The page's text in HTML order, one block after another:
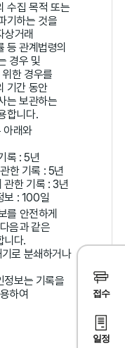
접수
일정
수집 목적 또는
기하는 것을
상거래
등 관계법령의
경우 및
한 경우를
기간 동안
는 보관하는
합니다.
아래와
록 : 5년
한 기록 : 5년
관한 기록 : 3년
보 : 100일
를 안전하게
음과 같은
니다.
로 분쇄하거나
정보는 기록을
하여